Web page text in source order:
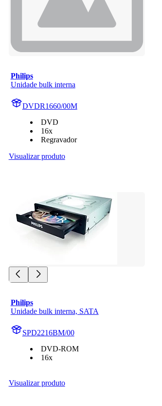
Philips
Unidade bulk interna
DVDR1660/00M
DVD
16x
Regravador
Visualizar produto
Philips
Unidade bulk interna, SATA
SPD2216BM/00
DVD-ROM
16x
Visualizar produto